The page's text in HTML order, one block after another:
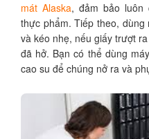
mát Alaska, đảm bảo luôn
thực phẩm. Tiếp theo,
và kéo nhẹ, nếu giấy trượt
đã hở. Bạn có thể dùng
cao su để chúng nở ra và